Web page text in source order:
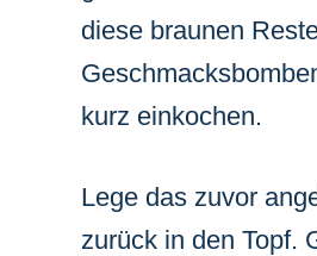
diese braunen
kurz einkochen.
Lege das zuvor
zurück in den Topf.